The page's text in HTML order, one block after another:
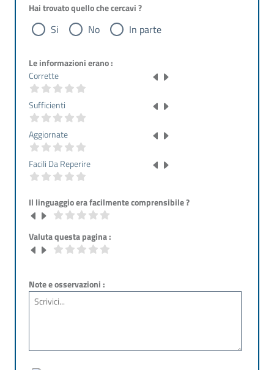
Hai trovato quello che cercavi ?
Si No In parte
Le informazioni erano :
Corrette
Sufficienti
Aggiornate
Facili Da Reperire
Il linguaggio era facilmente comprensibile ?
Valuta questa pagina :
Note e osservazioni :